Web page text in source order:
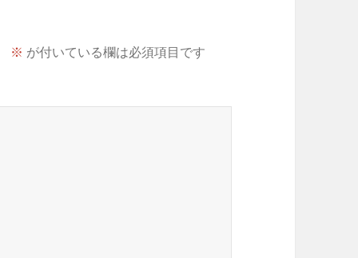
※ が付いている欄は必須項目です